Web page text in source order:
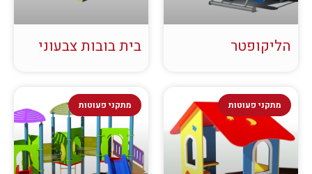
הליקופטר בית בובות צבעוני
מתקני פעוטות מתקני פעוטות